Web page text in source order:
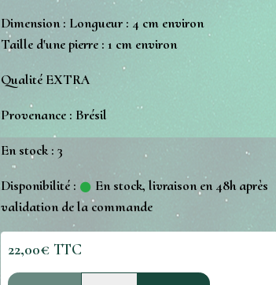
Dimension : Longueur : 4 cm environ
Taille d'une pierre : 1 cm environ
Qualité EXTRA
Provenance : Brésil
En stock : 3
Disponibilité :
En stock, livraison en 48h après
validation de la commande
22,00€ TTC